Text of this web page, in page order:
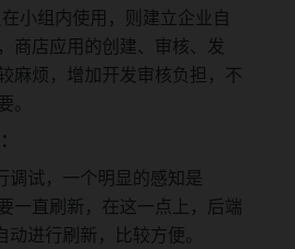
err :=
{
小组内使用，则建立企业自
商店应用的创建、审核、发
麻烦，增加开发审核负担，不
。
试，一个明显的感知是
一直刷新，在这一点上，后端
进行刷新，比较方便。